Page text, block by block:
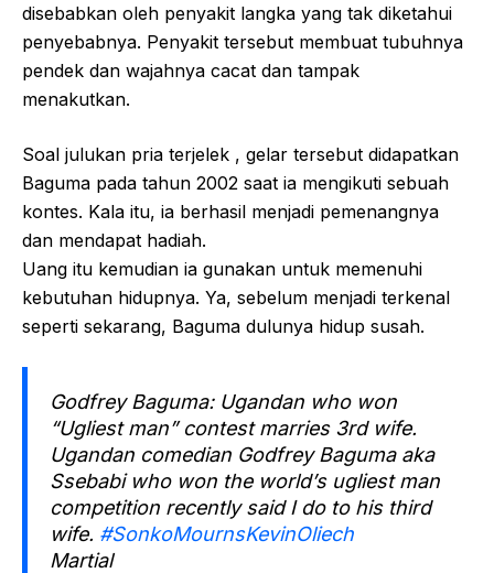
disebabkan oleh penyakit langka yang tak diketahui
penyebabnya. Penyakit tersebut membuat tubuhnya
pendek dan wajahnya cacat dan tampak
menakutkan.
Soal julukan pria terjelek , gelar tersebut didapatkan
Baguma pada tahun 2002 saat ia mengikuti sebuah
kontes. Kala itu, ia berhasil menjadi pemenangnya
dan mendapat hadiah.
Uang itu kemudian ia gunakan untuk memenuhi
kebutuhan hidupnya. Ya, sebelum menjadi terkenal
seperti sekarang, Baguma dulunya hidup susah.
Godfrey Baguma: Ugandan who won
“Ugliest man” contest marries 3rd wife.
Ugandan comedian Godfrey Baguma aka
Ssebabi who won the world’s ugliest man
competition recently said I do to his third
wife. #SonkoMournsKevinOliech
Martial